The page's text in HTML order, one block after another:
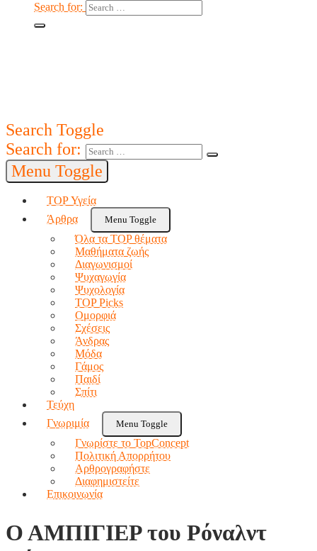
Search for:
Search Toggle
Search for:
Menu Toggle
TOP Υγεία
Άρθρα
Menu Toggle
Όλα τα TOP θέματα
Μαθήματα ζωής
Διαγωνισμοί
Ψυχαγωγία
Ψυχολογία
TOP Picks
Ομορφιά
Σχέσεις
Άνδρας
Μόδα
Γάμος
Παιδί
Σπίτι
Τεύχη
Γνωριμία
Menu Toggle
Γνωρίστε το TopConcept
Πολιτική Απορρήτου
Αρθρογραφήστε
Διαφημιστείτε
Επικοινωνία
Ο ΑΜΠΙΓΙΕΡ του Ρόναλντ